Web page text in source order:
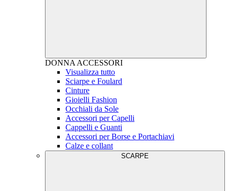
DONNA ACCESSORI
Visualizza tutto
Sciarpe e Foulard
Cinture
Gioielli Fashion
Occhiali da Sole
Accessori per Capelli
Cappelli e Guanti
Accessori per Borse e Portachiavi
Calze e collant
SCARPE